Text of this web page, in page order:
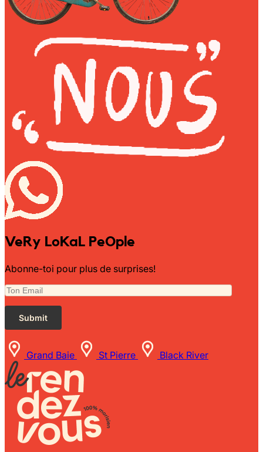
VeRy LoKaL PeOple
Abonne-toi pour plus de surprises!
Grand Baie St Pierre Black River